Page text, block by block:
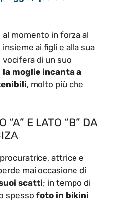
al momento in forza al
ai figli e alla sua
vocifera di un suo
la moglie incanta a
, molto più che
“A” E LATO “B” DA
attrice e
mai occasione di
scatti; in tempo di
spesso foto in bikini